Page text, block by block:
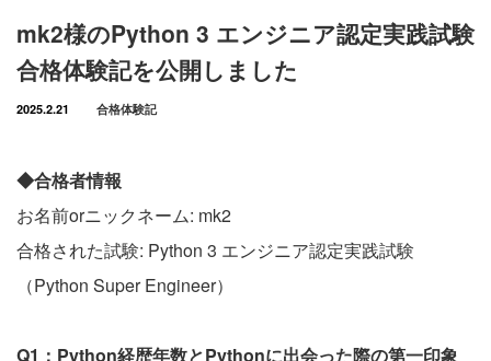
mk2様のPython 3 エンジニア認定実践試験
合格体験記を公開しました
2025.2.21 合格体験記
◆合格者情報
お名前orニックネーム: mk2
合格された試験: Python 3 エンジニア認定実践試験
（Python Super Engineer）
Q1：Python経歴年数とPythonに出会った際の第一印象